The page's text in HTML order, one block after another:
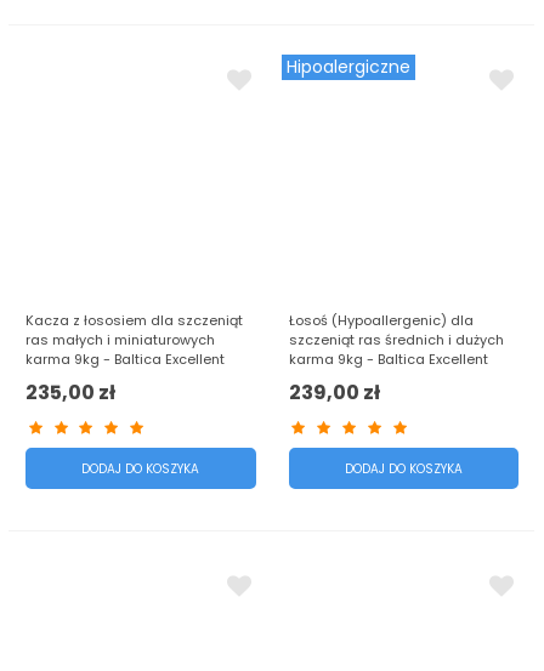
Kacza z łososiem dla szczeniąt
ras małych i miniaturowych
karma 9kg - Baltica Excellent
235,00 zł
DODAJ DO KOSZYKA
Hipoalergiczne
Łosoś (Hypoallergenic) dla
szczeniąt ras średnich i dużych
karma 9kg - Baltica Excellent
239,00 zł
DODAJ DO KOSZYKA